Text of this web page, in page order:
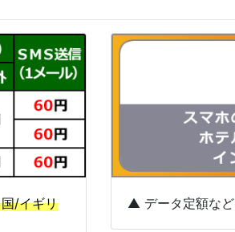
/イギリ
▲ データ定額など